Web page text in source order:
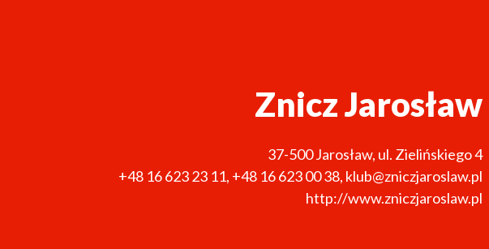
Znicz Jarosław
37-500Jarosław, ul. Zielińskiego 4
+48 16 623 23 11, +48 16 623 00 38, klub@zniczjaroslaw.pl
http://www.zniczjaroslaw.pl